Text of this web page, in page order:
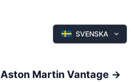
SVENSKA
Aston Martin Vantage ->